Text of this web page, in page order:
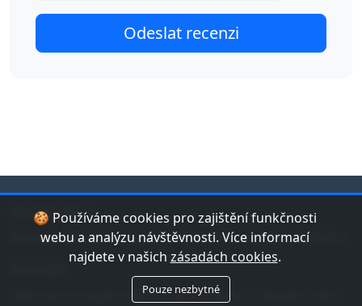
🍪 Používáme cookies pro zajištění funkčnosti
webu a analýzu návštěvnosti. Více informací
najdete v našich zásadách cookies.
Pouze nezbytné
jduplavat.cz
Nejlepší databáze bazénů a koupališť v České republice.
Máte tip na bazén nebo chybu v datech? Napište nám!